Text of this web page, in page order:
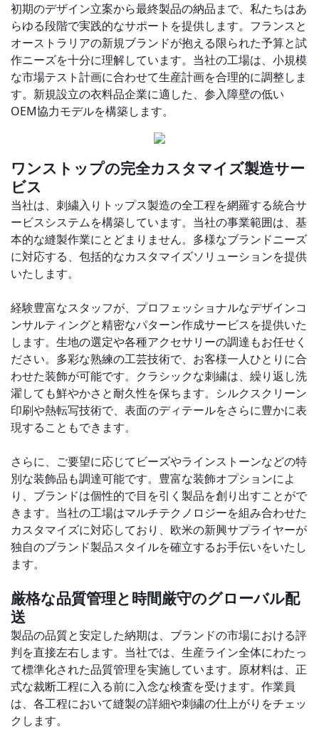
初期のデザイン立案から最終製品の納品まで、私たちはあ
らゆる段階で実践的なサポートを提供します。フランスと
オーストラリアの新規ブランドが抱える限られた予算と試
作ニーズを十分に理解しています。当社の工場は、小規模
な市場テスト計画に合わせて生産計画を合理的に調整しま
す。新規設立の衣料品企業に適した、参入障壁の低い
OEM協力モデルを構築します。
ワンストップの完全カスタマイズ製造サー
ビス
当社は、刺繍入りトップス製造の全工程を網羅する統合サ
ービスシステムを構築しています。当社の事業範囲は、基
本的な縫製作業にとどまりません。多様なブランドニーズ
に対応する、包括的なカスタマイズソリューションを提供
いたします。
経験豊富なスタッフが、プロフェッショナルなデザインコ
ンサルティングと精密なパターン作成サービスを提供いた
します。生地の選定や各種アクセサリーの調達もお任せく
ださい。多彩な熟練の工芸技術で、お客様一人ひとりに合
わせた装飾が可能です。クラシックな刺繍は、繰り返し洗
濯しても鮮やかさと耐久性を保ちます。シルクスクリーン
印刷や熱転写技術で、表面のディテールをさらに豊かに表
現することもできます。
さらに、ご要望に応じてビーズやラインストーンなどの特
別な装飾品も調達可能です。豊富な装飾オプションによ
り、ブランドは個性的で目を引く製品を創り出すことがで
きます。当社の工場はマルチテクノロジーを組み合わせた
カスタマイズに対応しており、欧米の新興サプライヤーが
独自のブランド製品スタイルを確立するお手伝いをいたし
ます。
厳格な品質管理と時間厳守のグローバル配
送
製品の品質と安定した納期は、ブランドの市場における評
判を直接左右します。当社では、生産ライン全体にわたっ
て標準化された品質管理を実施しています。原材料は、正
式な裁断工程に入る前に入念な検査を受けます。作業員
は、各工程において縫製の詳細や刺繍の仕上がりをチェッ
クします。